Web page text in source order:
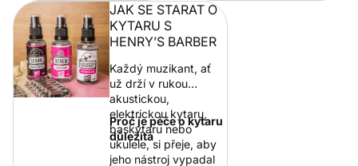
JAK SE STARAT O
KYTARU S
HENRY’S BARBER
Každý muzikant, ať
už drží v rukou
akustickou,
elektrickou kytaru,
baskytaru nebo
ukulele, si přeje, aby
jeho nástroj vypadal
Proč je péče o kytaru
důležitá